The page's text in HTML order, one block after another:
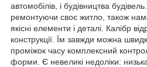
автомобілів, і будівництва
ремонтуючи своє житло, також
якісні елементи і деталі. Калібр
конструкції. Їм завжди можна
проміжок часу комплексний
форми. Є невеликі недоліки: низька